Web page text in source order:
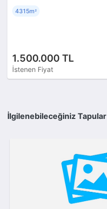
1.500.000 TL
İstenen Fiyat
4315m²
İlgilenebileceğiniz Tapular